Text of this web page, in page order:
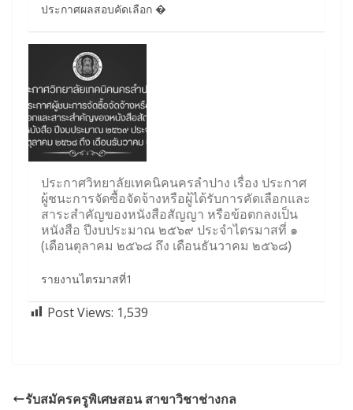
ประกาศผลสอบคัดเลือก �
ประกาศวิทยาลัยเทคนิคนครลำปาง เรื่อง ประกาศ
ผู้ชนะการจัดซื้อจัดจ้างหรือผู้ได้รับการคัดเลือกและ
สาระสำคัญของหนังสือสัญญา หรือข้อตกลงเป็น
หนังสือ ปีงบประมาณ ๒๕๖๙ ประจำไตรมาสที่ ๑
(เดือนตุลาคม ๒๕๖๘ ถึง เดือนธันวาคม ๒๕๖๘)
รายงานไตรมาสที่1
Post Views: 1,539
รับสมัครครูพิเศษสอน สาขาวิชาช่างกล